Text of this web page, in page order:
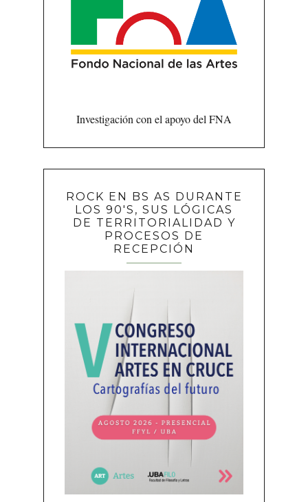
Investigación con el apoyo del FNA
ROCK EN BS AS DURANTE
LOS 90'S, SUS LÓGICAS
DE TERRITORIALIDAD Y
PROCESOS DE
RECEPCIÓN